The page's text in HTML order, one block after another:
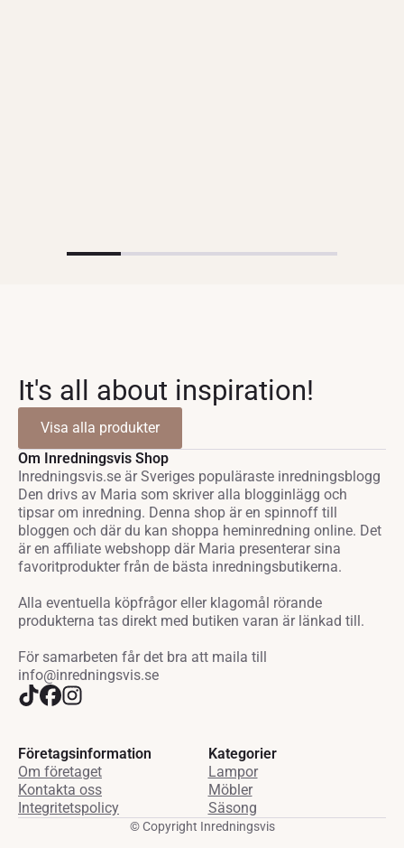
It's all about inspiration!
Visa alla produkter
Om Inredningsvis Shop
Inredningsvis.se är Sveriges populäraste inredningsblogg
Den drivs av Maria som skriver alla blogginlägg och
tipsar om inredning. Denna shop är en spinnoff till
bloggen och där du kan shoppa heminredning online. Det
är en affiliate webshopp där Maria presenterar sina
favoritprodukter från de bästa inredningsbutikerna.
Alla eventuella köpfrågor eller klagomål rörande
produkterna tas direkt med butiken varan är länkad till.
För samarbeten får det bra att maila till
info@inredningsvis.se
Företagsinformation
Om företaget
Kontakta oss
Integritetspolicy
Kategorier
Lampor
Möbler
Säsong
© Copyright Inredningsvis